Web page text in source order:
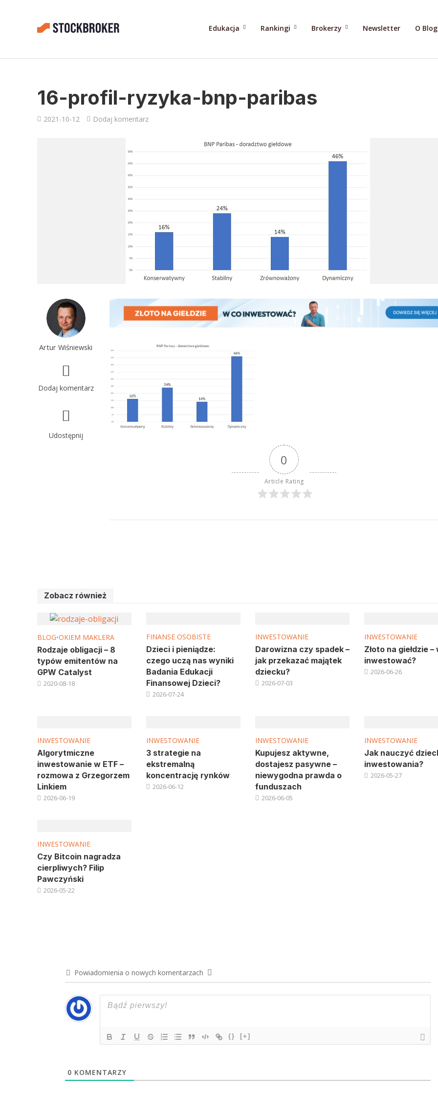
Edukacja Rankingi Brokerzy Newsletter O
16-profil-ryzyka-bnp-paribas
2021-10-12 Dodaj komentarz
Artur Wiśniewski
Dodaj komentarz
Udostępnij
0
Article Rating
Zobacz również
BLOG•OKIEM MAKLERA
Rodzaje obligacji – 8
typów emitentów na
GPW Catalyst
2020-08-18
FINANSE OSOBISTE
Dzieci i pieniądze:
czego uczą nas wyniki
Badania Edukacji
Finansowej Dzieci?
2026-07-24
INWESTOWANIE
Darowizna czy spadek –
jak przekazać majątek
dziecku?
2026-07-03
INWESTOWANIE
Złoto na giełdzie –
inwestować?
2026-06-26
INWESTOWANIE
Algorytmiczne
inwestowanie w ETF –
rozmowa z Grzegorzem
Linkiem
2026-06-19
INWESTOWANIE
3 strategie na
ekstremalną
koncentrację rynków
2026-06-12
INWESTOWANIE
Kupujesz aktywne,
dostajesz pasywne –
niewygodna prawda o
funduszach
2026-06-05
INWESTOWANIE
Jak nauczyć
inwestowania?
2026-05-27
INWESTOWANIE
Czy Bitcoin nagradza
cierpliwych? Filip
Pawczyński
2026-05-22
Powiadomienia o nowych komentarzach
{} [+]
0 KOMENTARZY